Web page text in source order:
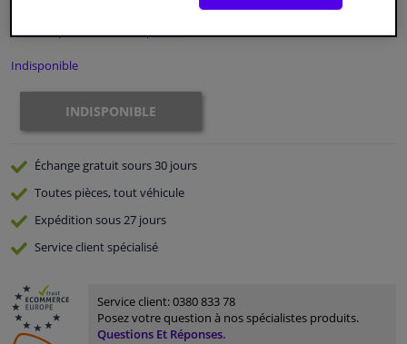
Atelier & outils
Promotions et réductions
Capteurs & électronique
Voir les spécifications du produit
Indisponible
INDISPONIBLE
Échange gratuitsours 30 jours
Toutes pièces, tout véhicule
Expédition sous 27 jours
Serviceclient spécialisé
Service client:0380 833 78
Posez votre question à nos spécialistes produits.
Questions Et Réponses.